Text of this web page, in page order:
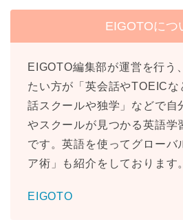
EIGOTOにつ
EIGOTO編集部が運営を行う
たい方が「英会話やTOEICな
話スクールや独学」などで自
やスクールが見つかる英語学
です。英語を使ってグローバ
ア術」も紹介をしております。
EIGOTO